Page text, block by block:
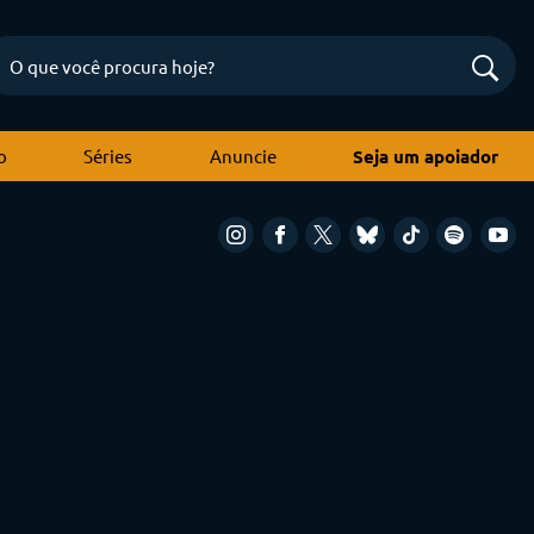
Séries Anuncie Seja um apoiador